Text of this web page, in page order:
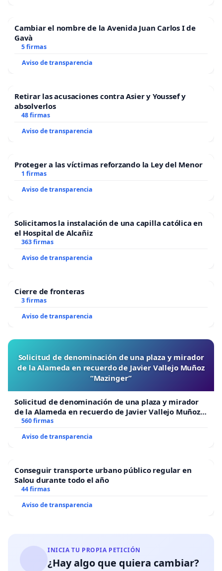
Cambiar el nombre de la Avenida Juan Carlos I de
Gavà
5 firmas
Aviso de transparencia
Retirar las acusaciones contra Asier y Youssef y
absolverlos
48 firmas
Aviso de transparencia
Proteger a las víctimas reforzando la Ley del Menor
1 firmas
Aviso de transparencia
Solicitamos la instalación de una capilla católica en
el Hospital de Alcañiz
363 firmas
Aviso de transparencia
Cierre de fronteras
3 firmas
Aviso de transparencia
Solicitud de denominación de una plaza y mirador
de la Alameda en recuerdo de Javier Vallejo Muñoz
“Mazinger”
Solicitud de denominación de una plaza y mirador
de la Alameda en recuerdo de Javier Vallejo Muñoz
“Mazinger”
560 firmas
Aviso de transparencia
Conseguir transporte urbano público regular en
Salou durante todo el año
44 firmas
Aviso de transparencia
INICIA TU PROPIA PETICIÓN
¿Hay algo que quiera cambiar?